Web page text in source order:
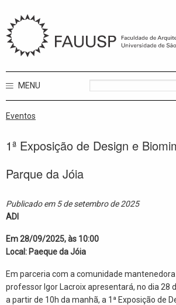
MENU
Eventos
1ª Exposição de Design e
Parque da Jóia
Publicado em 5 de setembro de 2025
ADI
Em 28/09/2025, às 10:00
Local: Paeque da Jóia
Em parceria com a comunidade
professor Igor Lacroix apresentará, no dia 28
a partir de 10h da manhã, a 1ª Exposição de